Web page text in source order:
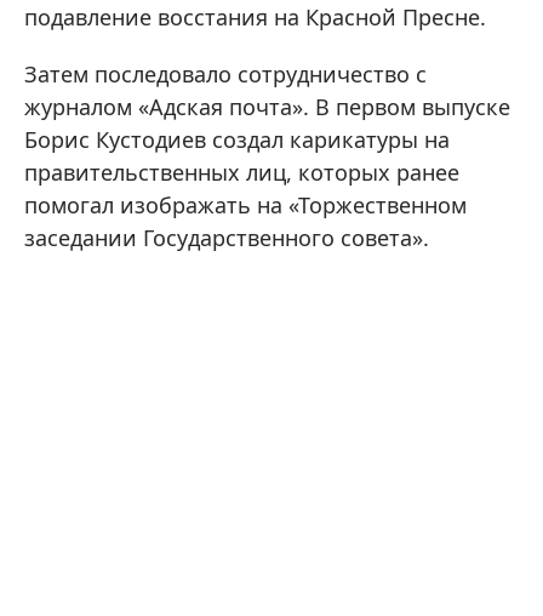
подавление восстания на Красной Пресне.
Затем последовало сотрудничество с
журналом «Адская почта». В первом выпуске
Борис Кустодиев создал карикатуры на
правительственных лиц, которых ранее
помогал изображать на «Торжественном
заседании Государственного совета».